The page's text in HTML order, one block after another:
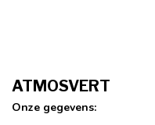
ATMOSVERT
Onze gegevens: